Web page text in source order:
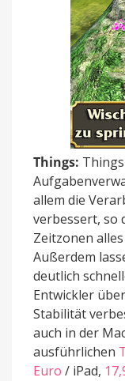
Things:
allem die
verbessert, so
Zeitzonen
Außerdem
deutlich
Entwickler
Stabilität
auch in der
ausführlichen
Euro / iPad,